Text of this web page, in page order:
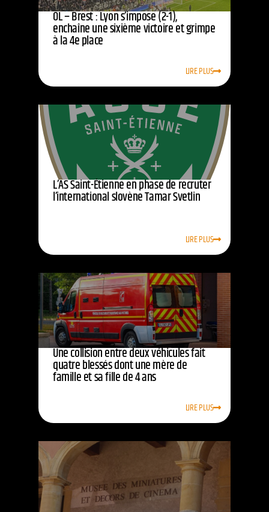
OL – Brest : Lyon s’impose (2-1),
enchaîne une sixième victoire et grimpe
à la 4e place
LIRE PLUS
L’AS Saint-Étienne en phase de recruter
l’international slovène Tamar Svetlin
LIRE PLUS
Une collision entre deux véhicules fait
quatre blessés dont une mère de
famille et sa fille de 4 ans
LIRE PLUS